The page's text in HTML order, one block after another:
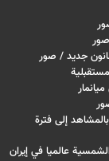
صور
جديد / صور
إلى فترة
عالميا في إيران